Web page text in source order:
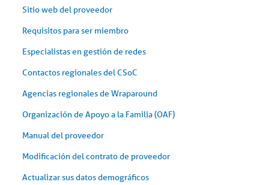
artículo
Sitio web del proveedor
Requisitos para ser miembro
Especialistas en gestión de redes
Contactos regionales del CSoC
Agencias regionales de Wraparound
Organización de Apoyo a la Familia (OAF)
Manual del proveedor
Modificación del contrato de proveedor
Actualizar sus datos demográficos